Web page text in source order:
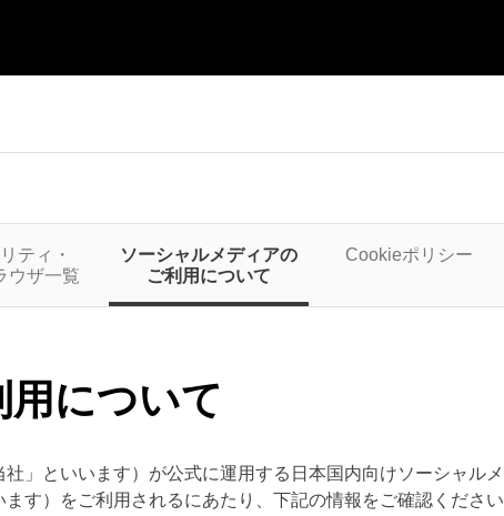
ティ・
ウザ一覧
ソーシャルメディアの
ご利用について
Cookieポリシー
について
」といいます）が公式に運用する日本国内向けソーシャルメ
す）をご利用されるにあたり、下記の情報をご確認ください